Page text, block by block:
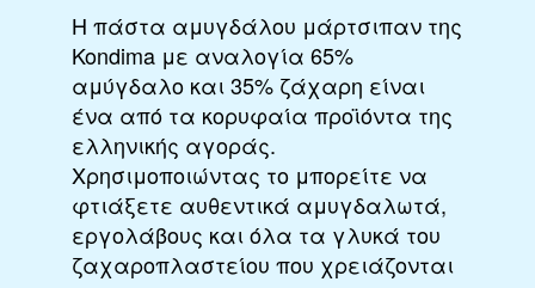
H πάστα αμυγδάλου μάρτσιπαν της
Kondima με αναλογία 65%
αμύγδαλο και 35% ζάχαρη είναι
ένα από τα κορυφαία προϊόντα της
ελληνικής αγοράς.
Χρησιμοποιώντας το μπορείτε να
φτιάξετε αυθεντικά αμυγδαλωτά,
εργολάβους και όλα τα γλυκά του
ζαχαροπλαστείου που χρειάζονται